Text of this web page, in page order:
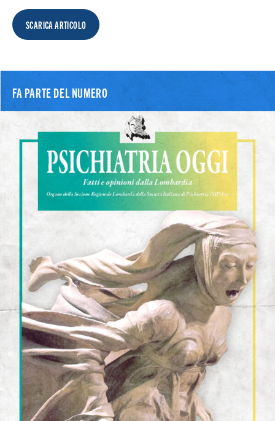
SCARICA ARTICOLO
FA PARTE DEL NUMERO